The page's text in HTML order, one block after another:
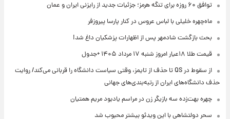
توافق ۶۰ روزه برای تنگه هرمز؛ جزئیات جدید از رایزنی ایران و عمان
ماه‌چهره خلیلی با لباس عروس در کنار پارسا پیروزفر
بحث بازگشت شادمهر پس از اظهارات پزشکیان داغ شد!
قیمت طلا ۱۸عیار امروز شنبه ۱۷ مرداد ۱۴۰۵ +جدول
از سقوط در QS تا حذف از تایمز، وقتی سیاست دانشگاه را قربانی می‌کند/ روایت
حذف دانشگاه‌های ایران از رتبه‌بندی‌های جهانی
چهره بهت‌زده سه بازیگر زن در مراسم یادبود مریم همتیان
سحر دولتشاهی با این ویدئو بیشتر محبوب شد